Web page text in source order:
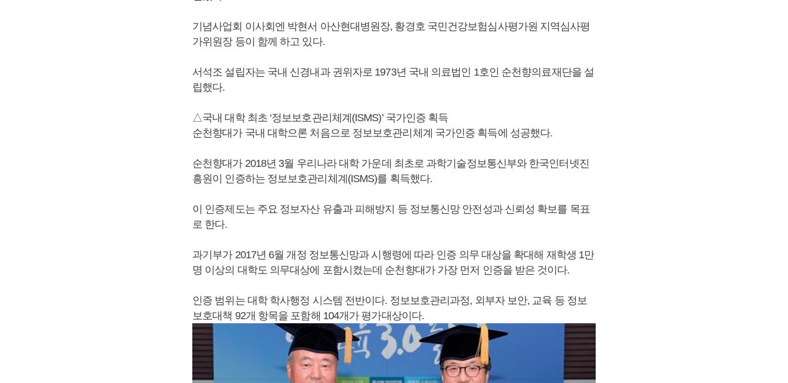
기념사업회 이사회엔 박현서 아산현대병원장, 황경호 국민건강보험심사평가원 지역심사평
가위원장 등이 함께 하고 있다.
서석조 설립자는 국내 신경내과 권위자로 1973년 국내 의료법인 1호인 순천향의료재단을 설
립했다.
△국내 대학 최초 ‘정보보호관리체계(ISMS)’ 국가인증 획득
순천향대가 국내 대학으론 처음으로 정보보호관리체계 국가인증 획득에 성공했다.
순천향대가 2018년 3월 우리나라 대학 가운데 최초로 과학기술정보통신부와 한국인터넷진
흥원이 인증하는 정보보호관리체계(ISMS)를 획득했다.
이 인증제도는 주요 정보자산 유출과 피해방지 등 정보통신망 안전성과 신뢰성 확보를 목표
로 한다.
과기부가 2017년 6월 개정 정보통신망과 시행령에 따라 인증 의무 대상을 확대해 재학생 1만
명 이상의 대학도 의무대상에 포함시켰는데 순천향대가 가장 먼저 인증을 받은 것이다.
인증 범위는 대학 학사행정 시스템 전반이다. 정보보호관리과정, 외부자 보안, 교육 등 정보
보호대책 92개 항목을 포함해 104개가 평가대상이다.